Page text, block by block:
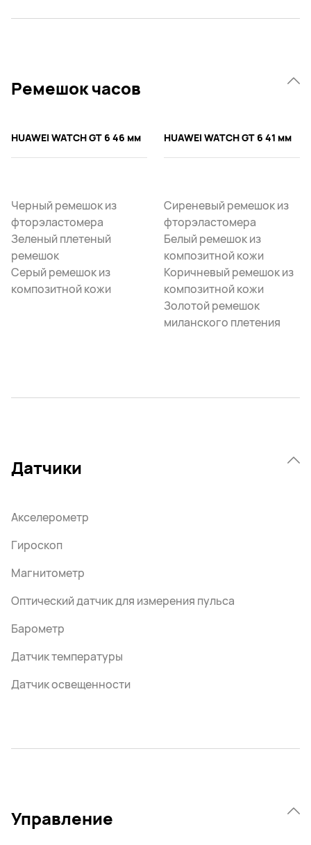
Ремешок часов
HUAWEI WATCH GT 6 46 мм
Черный ремешок из
фторэластомера
Зеленый плетеный
ремешок
Серый ремешок из
композитной кожи
HUAWEI WATCH GT 6 41 мм
Сиреневый ремешок из
фторэластомера
Белый ремешок из
композитной кожи
Коричневый ремешок из
композитной кожи
Золотой ремешок
миланского плетения
Датчики
Акселерометр
Гироскоп
Магнитометр
Оптический датчик для измерения пульса
Барометр
Датчик температуры
Датчик освещенности
Управление